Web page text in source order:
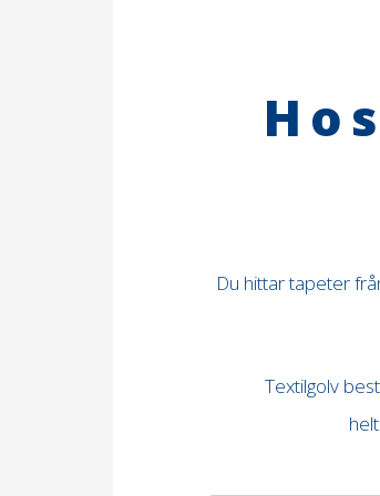
Du hittar tapeter
Textilgolv